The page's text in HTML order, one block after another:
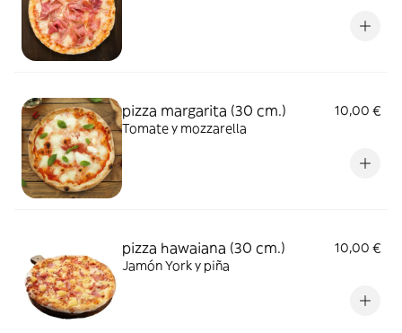
pizza margarita (30 cm.)
10,00 €
Tomate y mozzarella
pizza hawaiana (30 cm.)
10,00 €
Jamón York y piña